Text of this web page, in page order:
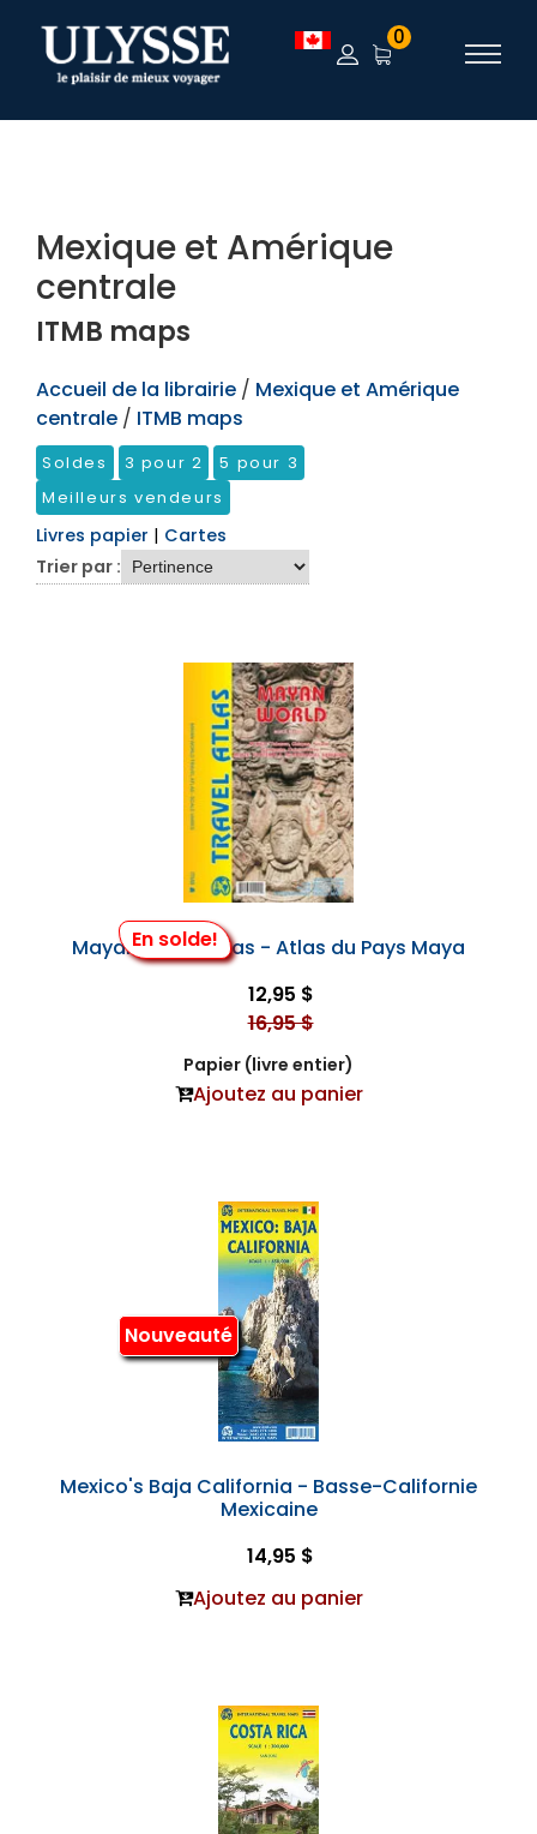
TEST 0
Mexique et Amérique
centrale
ITMB maps
Accueil de la librairie / Mexique et Amérique
centrale / ITMB maps
Soldes 3 pour 2
5 pour 3
Meilleurs vendeurs
Livres papier | Cartes
Trier par :
En solde!
Mayan World Atlas - Atlas du Pays Maya
12,95 $
16,95 $
Papier (livre entier)
Ajoutez au panier
Nouveauté
Mexico's Baja California - Basse-Californie
Mexicaine
14,95 $
Ajoutez au panier